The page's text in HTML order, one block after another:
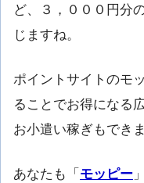
ど、３，０００円分
じますね。
ポイントサイトのモ
ることでお得になる
お小遣い稼ぎもできま
あなたも「 モッピー